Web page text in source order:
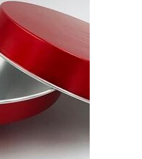
μπορούν
να
επιλεγούν
σελίδα
προϊόντος